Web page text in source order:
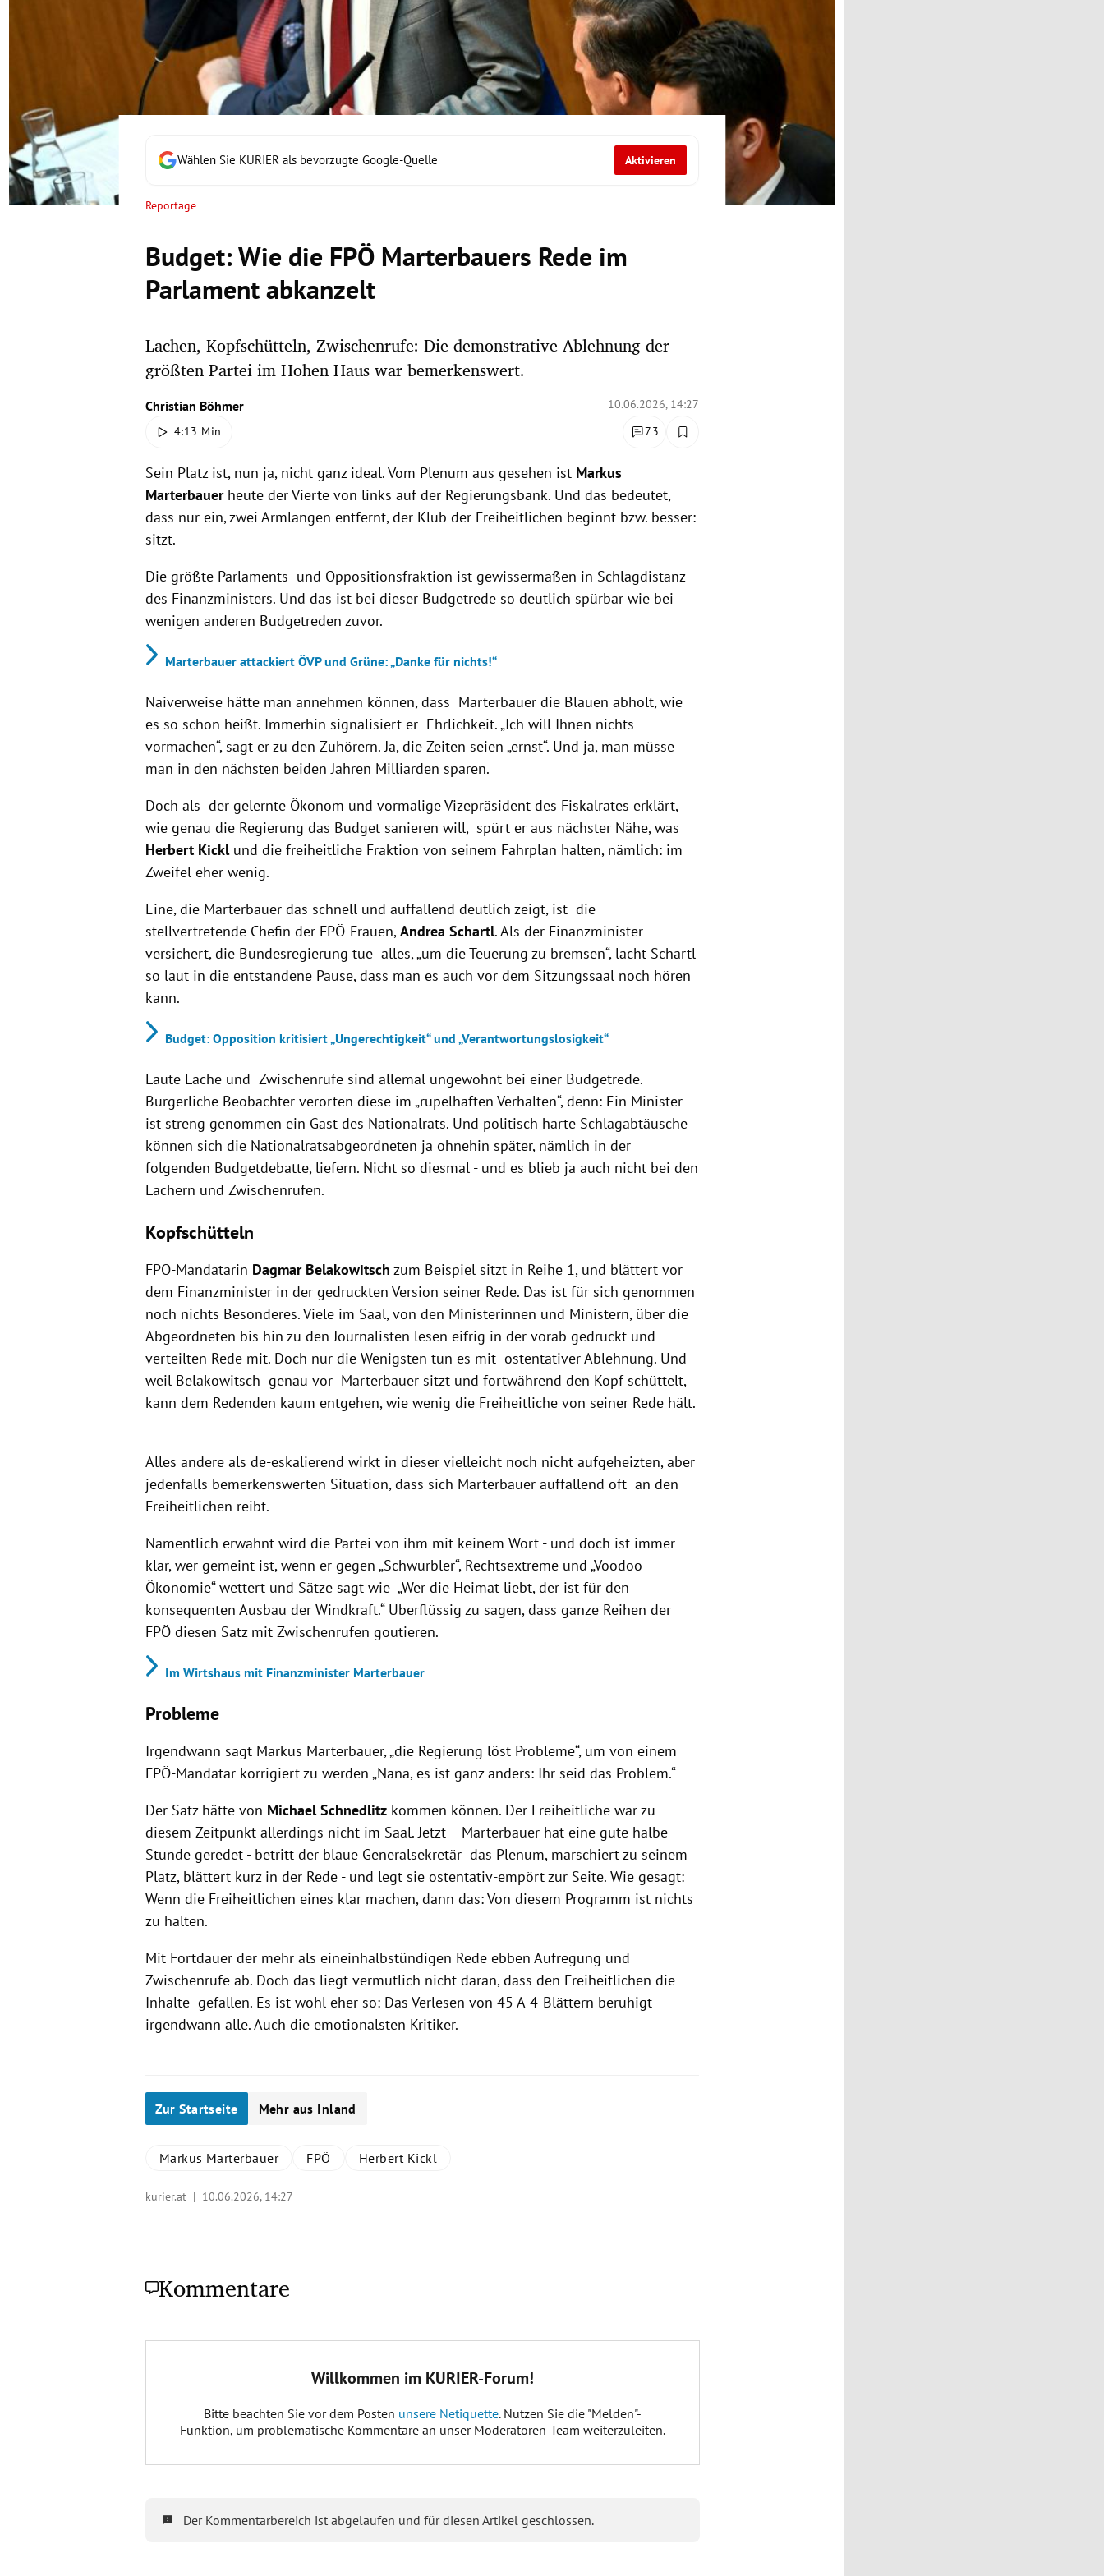
Untermenü
Untermenü
Untermenü
Wählen Sie KURIER als bevorzugte Google-Quelle Aktivieren
Reportage
Budget: Wie die FPÖ Marterbauers Rede im
Parlament abkanzelt
Lachen, Kopfschütteln, Zwischenrufe: Die demonstrative Ablehnung der
größten Partei im Hohen Haus war bemerkenswert.
Christian Böhmer
10.06.2026, 14:27
4:13 Min
73
Sein Platz ist, nun ja, nicht ganz ideal. Vom Plenum aus gesehen ist Markus
Marterbauer heute der Vierte von links auf der Regierungsbank. Und das bedeutet,
dass nur ein, zwei Armlängen entfernt, der Klub der Freiheitlichen beginnt bzw. besser:
sitzt.
Die größte Parlaments- und Oppositionsfraktion ist gewissermaßen in Schlagdistanz
des Finanzministers. Und das ist bei dieser Budgetrede so deutlich spürbar wie bei
wenigen anderen Budgetreden zuvor.
Marterbauer attackiert ÖVP und Grüne: „Danke für nichts!“
Naiverweise hätte man annehmen können, dass Marterbauer die Blauen abholt, wie
es so schön heißt. Immerhin signalisiert er Ehrlichkeit. „Ich will Ihnen nichts
vormachen“, sagt er zu den Zuhörern. Ja, die Zeiten seien „ernst“. Und ja, man müsse
man in den nächsten beiden Jahren Milliarden sparen.
Doch als der gelernte Ökonom und vormalige Vizepräsident des Fiskalrates erklärt,
wie genau die Regierung das Budget sanieren will, spürt er aus nächster Nähe, was
Herbert Kicklund die freiheitliche Fraktion von seinem Fahrplan halten, nämlich: im
Zweifel eher wenig.
Eine, die Marterbauer das schnell und auffallend deutlich zeigt, ist die
stellvertretende Chefin der FPÖ-Frauen,Andrea Schartl. Als der Finanzminister
versichert, die Bundesregierung tue alles, „um die Teuerung zu bremsen“, lacht Schartl
so laut in die entstandene Pause, dass man es auch vor dem Sitzungssaal noch hören
kann.
Budget: Opposition kritisiert „Ungerechtigkeit“ und „Verantwortungslosigkeit“
Laute Lache und Zwischenrufe sind allemal ungewohnt bei einer Budgetrede.
Bürgerliche Beobachter verorten diese im „rüpelhaften Verhalten“, denn: Ein Minister
ist streng genommen ein Gast des Nationalrats. Und politisch harte Schlagabtäusche
können sich die Nationalratsabgeordneten ja ohnehin später, nämlich in der
folgenden Budgetdebatte, liefern. Nicht so diesmal - und es blieb ja auch nicht bei den
Lachern und Zwischenrufen.
Kopfschütteln
FPÖ-Mandatarin Dagmar Belakowitsch zum Beispiel sitzt in Reihe 1, und blättert vor
dem Finanzminister in der gedruckten Version seiner Rede. Das ist für sich genommen
noch nichts Besonderes. Viele im Saal, von den Ministerinnen und Ministern, über die
Abgeordneten bis hin zu den Journalisten lesen eifrig in der vorab gedruckt und
verteilten Rede mit. Doch nur die Wenigsten tun es mit ostentativer Ablehnung. Und
weil Belakowitsch genau vor Marterbauer sitzt und fortwährend den Kopf schüttelt,
kann dem Redenden kaum entgehen, wie wenig die Freiheitliche von seiner Rede hält.
Alles andere als de-eskalierend wirkt in dieser vielleicht noch nicht aufgeheizten, aber
jedenfalls bemerkenswerten Situation, dass sich Marterbauer auffallend oft an den
Freiheitlichen reibt.
Namentlich erwähnt wird die Partei von ihm mit keinem Wort - und doch ist immer
klar, wer gemeint ist, wenn er gegen „Schwurbler“, Rechtsextreme und „Voodoo-
Ökonomie“ wettert und Sätze sagt wie „Wer die Heimat liebt, der ist für den
konsequenten Ausbau der Windkraft.“ Überflüssig zu sagen, dass ganze Reihen der
FPÖ diesen Satz mit Zwischenrufen goutieren.
Im Wirtshaus mit Finanzminister Marterbauer
Probleme
Irgendwann sagt Markus Marterbauer, „die Regierung löst Probleme“, um von einem
FPÖ-Mandatar korrigiert zu werden „Nana, es ist ganz anders: Ihr seid das Problem.“
Der Satz hätte von Michael Schnedlitzkommen können. Der Freiheitliche war zu
diesem Zeitpunkt allerdings nicht im Saal. Jetzt - Marterbauer hat eine gute halbe
Stunde geredet - betritt der blaue Generalsekretär das Plenum, marschiert zu seinem
Platz, blättert kurz in der Rede - und legt sie ostentativ-empört zur Seite. Wie gesagt:
Wenn die Freiheitlichen eines klar machen, dann das: Von diesem Programm ist nichts
zu halten.
Mit Fortdauer der mehr als eineinhalbstündigen Rede ebben Aufregung und
Zwischenrufe ab. Doch das liegt vermutlich nicht daran, dass den Freiheitlichen die
Inhalte gefallen. Es ist wohl eher so: Das Verlesen von 45 A-4-Blättern beruhigt
irgendwann alle. Auch die emotionalsten Kritiker.
Zur Startseite Mehr aus Inland
Markus Marterbauer FPÖ Herbert Kickl
kurier.at | 10.06.2026, 14:27
Kommentare